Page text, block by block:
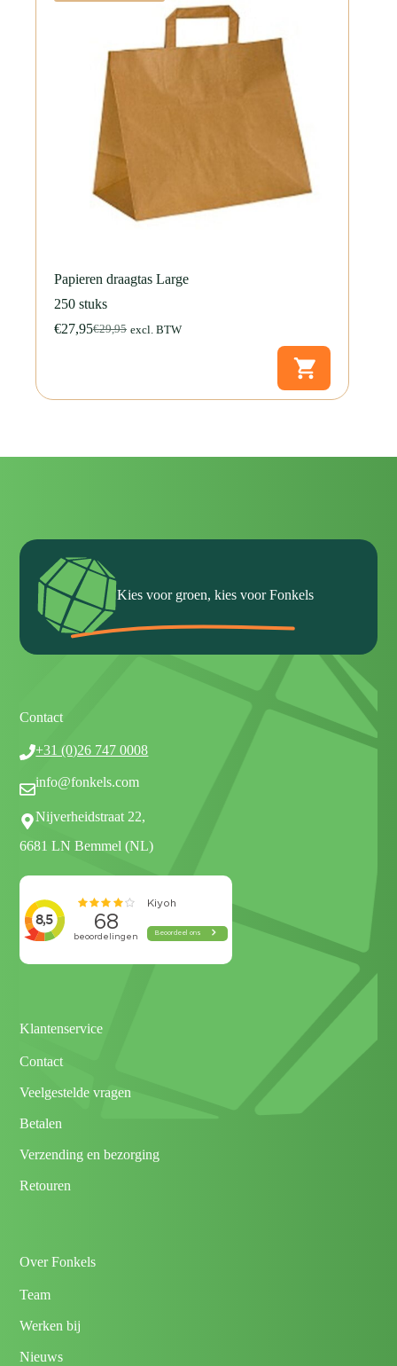
Papieren draagtas Large
250 stuks
€29,95
Oorspronkelijke
€27,95Huidigeexcl. BTW
Kies voor groen, kies voor Fonkels
Contact
+31 (0)26 747 0008
info@fonkels.com
Nijverheidstraat 22,
6681 LN Bemmel (NL)
Klantenservice
Contact
Veelgestelde vragen
Betalen
Verzending en bezorging
Retouren
Over Fonkels
Team
Werken bij
Nieuws